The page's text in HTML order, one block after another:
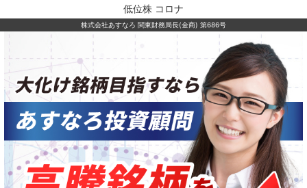
低位株 コロナ